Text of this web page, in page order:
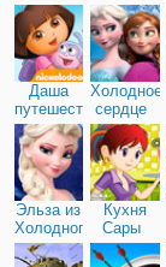
Даша
путешественница
Холодное
сердце
Эльза из
Холодного
сердца
Кухня
Сары